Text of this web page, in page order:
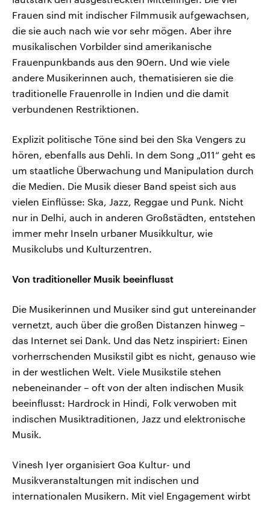
Frauen sind mit indischer Filmmusik aufgewachsen,
die sie auch nach wie vor sehr mögen. Aber ihre
musikalischen Vorbilder sind amerikanische
Frauenpunkbands aus den 90ern. Und wie viele
andere Musikerinnen auch, thematisieren sie die
traditionelle Frauenrolle in Indien und die damit
verbundenen Restriktionen.
Explizit politische Töne sind bei den Ska Vengers zu
hören, ebenfalls aus Dehli. In dem Song „011“ geht es
um staatliche Überwachung und Manipulation durch
die Medien. Die Musik dieser Band speist sich aus
vielen Einflüsse: Ska, Jazz, Reggae und Punk. Nicht
nur in Delhi, auch in anderen Großstädten, entstehen
immer mehr Inseln urbaner Musikkultur, wie
Musikclubs und Kulturzentren.
Von traditioneller Musik beeinflusst
Die Musikerinnen und Musiker sind gut untereinander
vernetzt, auch über die großen Distanzen hinweg –
das Internet sei Dank. Und das Netz inspiriert: Einen
vorherrschenden Musikstil gibt es nicht, genauso wie
in der westlichen Welt. Viele Musikstile stehen
nebeneinander – oft von der alten indischen Musik
beeinflusst: Hardrock in Hindi, Folk verwoben mit
indischen Musiktraditionen, Jazz und elektronische
Musik.
Vinesh Iyer organisiert Goa Kultur- und
Musikveranstaltungen mit indischen und
internationalen Musikern. Mit viel Engagement wirbt